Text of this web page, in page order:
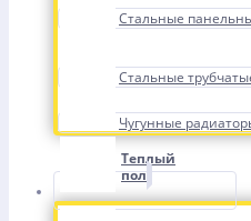
Стальные
Стальные
Чугунные
Теплый
пол